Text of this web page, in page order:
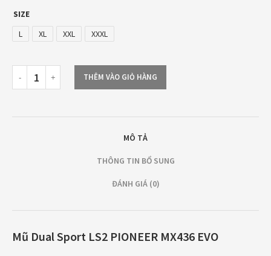
SIZE
L
XL XXL XXXL
THÊM VÀO GIỎ HÀNG
MÔ TẢ
THÔNG TIN BỔ SUNG
ĐÁNH GIÁ (0)
Mũ Dual Sport LS2 PIONEER MX436 EVO